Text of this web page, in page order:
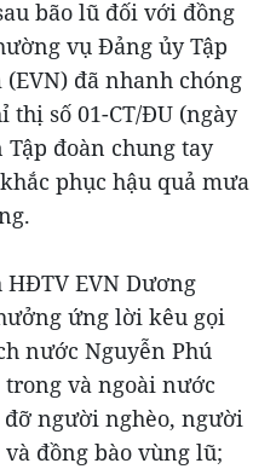
bão lũ đối với đồng
vụ Đảng ủy Tập
đã nhanh chóng
số 01-CT/ĐU (ngày
Tập đoàn chung tay
phục hậu quả mưa
EVN Dương
ứng lời kêu gọi
nước Nguyễn Phú
và ngoài nước
người nghèo, người
đồng bào vùng lũ;